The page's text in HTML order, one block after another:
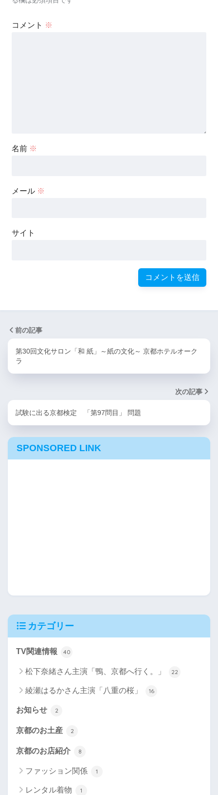
コメント ※
名前 ※
メール ※
サイト
前の記事
第30回文化サロン「和 紙」～紙の文化～ 京都ホテルオーク
ラ
次の記事
試験に出る京都検定 「第97問目」 問題
SPONSORED LINK
カテゴリー
TV関連情報 40
松下奈緒さん主演「鴨、京都へ行く。」 22
綾瀬はるかさん主演「八重の桜」 16
お知らせ 2
京都のお土産 2
京都のお店紹介 8
ファッション関係 1
レンタル着物 1